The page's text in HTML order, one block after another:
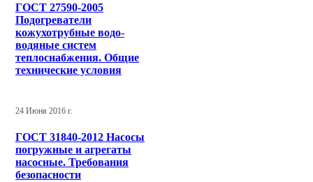
ГОСТ 27590-2005
Подогреватели
кожухотрубные водо-
водяные систем
теплоснабжения. Общие
технические условия
24 Июня 2016 г.
ГОСТ 31840-2012 Насосы
погружные и агрегаты
насосные. Требования
безопасности